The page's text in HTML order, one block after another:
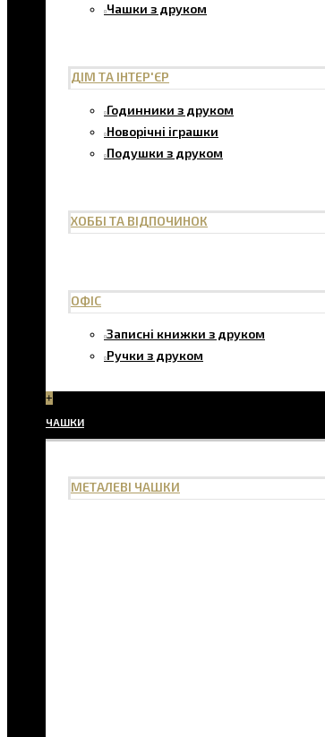
Чашки з друком
ДІМ ТА ІНТЕР'ЄР
Годинники з друком
Новорічні іграшки
Подушки з друком
ХОББІ ТА ВІДПОЧИНОК
ОФІС
Записні книжки з друком
Ручки з друком
+
ЧАШКИ
МЕТАЛЕВІ ЧАШКИ